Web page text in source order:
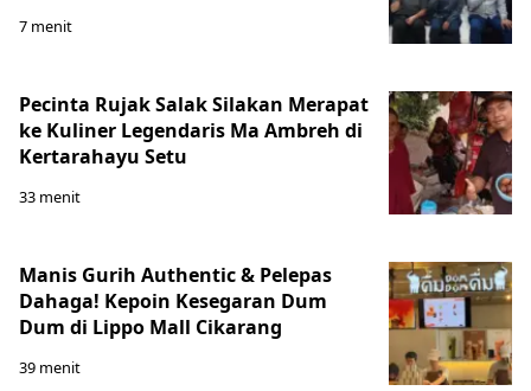
7 menit
Pecinta Rujak Salak Silakan Merapat
ke Kuliner Legendaris Ma Ambreh di
Kertarahayu Setu
33 menit
Manis Gurih Authentic & Pelepas
Dahaga! Kepoin Kesegaran Dum
Dum di Lippo Mall Cikarang
39 menit